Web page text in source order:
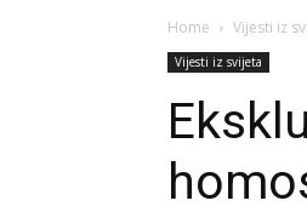
Home Vijesti iz
Vijesti iz svijeta